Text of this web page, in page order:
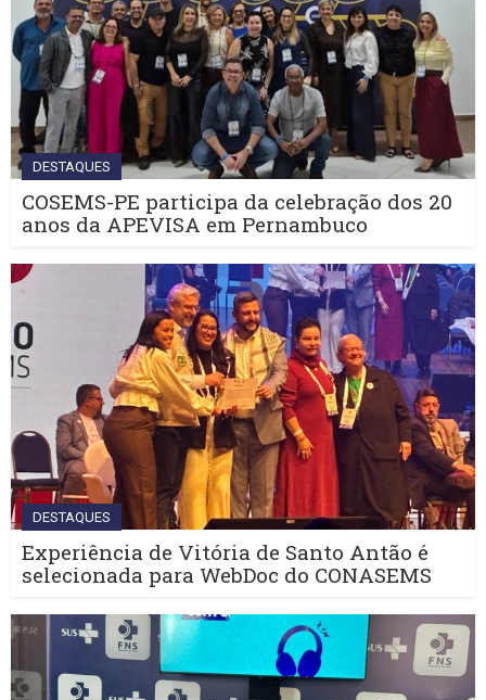
DESTAQUES
COSEMS-PE participa da celebração dos 20
anos da APEVISA em Pernambuco
DESTAQUES
Experiência de Vitória de Santo Antão é
selecionada para WebDoc do CONASEMS